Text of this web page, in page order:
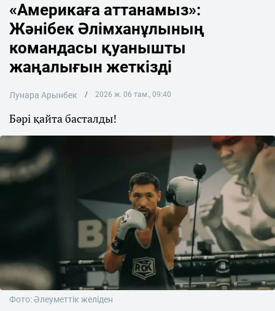
«Америкаға аттанамыз»:
Жәнібек Әлімханұлының
командасы қуанышты
жаңалығын жеткізді
Лунара Арынбек 2026 ж. 06 там., 09:40
Бәрі қайта басталды!
Фото: Әлеуметтік желіден